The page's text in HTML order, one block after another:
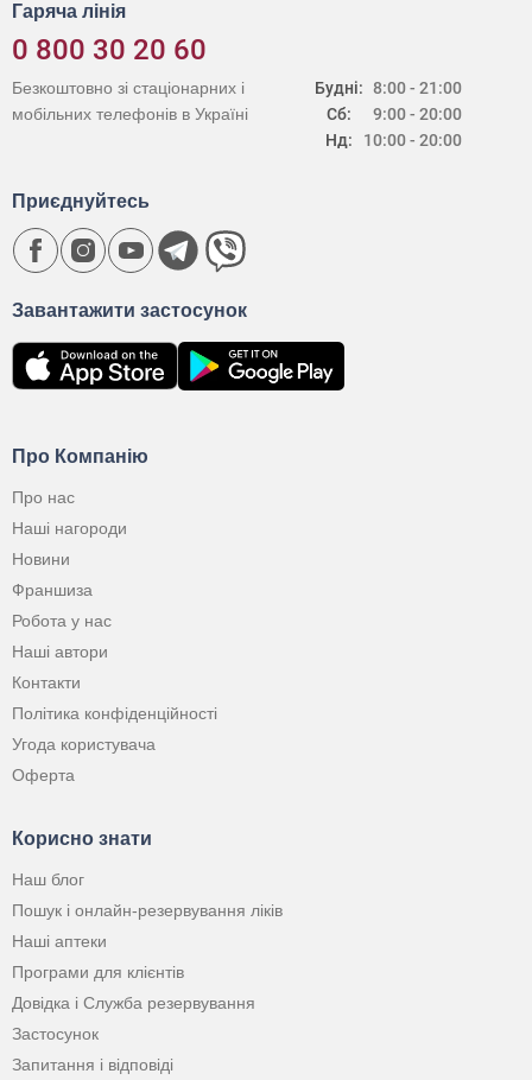
Гаряча лінія
0 800 30 20 60
Будні:
Сб:
Нд:
8:00 - 21:00
9:00 - 20:00
10:00 - 20:00
Безкоштовно зі стаціонарних і
мобільних телефонів в Україні
Про Компанію
Про нас
Наші нагороди
Новини
Франшиза
Робота у нас
Наші автори
Контакти
Політика конфіденційності
Угода користувача
Оферта
Корисно знати
Наш блог
Пошук і онлайн-резервування ліків
Наші аптеки
Програми для клієнтів
Довідка і Служба резервування
Застосунок
Запитання і відповіді
Завантажити застосунок
Приєднуйтесь